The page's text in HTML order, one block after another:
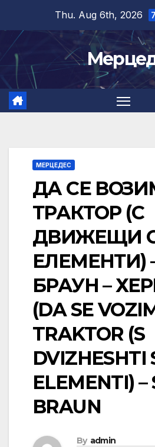
content
Thu. Aug 6th, 2026
МЕРЦЕДЕС
ДА СЕ
ТРАКТОР (С
ДВИЖЕЩИ
ЕЛЕМЕНТИ)
БРАУН –
(DA SE
TRAKTOR (S
DVIZHESHTI
ELEMENTI) –
BRAUN
By admin